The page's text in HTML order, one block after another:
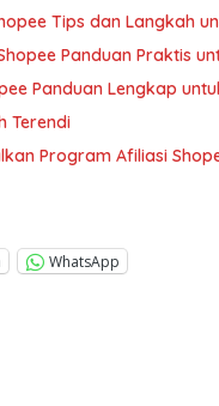
Tips dan Langkah
Panduan Praktis
Panduan Lengkap
Terendi
Program Afiliasi
WhatsApp